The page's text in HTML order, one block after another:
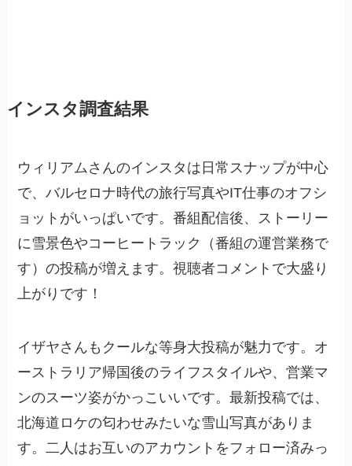
インスタ調査結果
ウィリアムさんのインスタは日常スナップが中心
で、バルセロナ時代の旅行写真やIT仕事のオフシ
ョットがいっぱいです。番組配信後、ストーリー
に雪景色やコーヒートラック（番組の運営業務で
す）の投稿が増えます。視聴者コメントで大盛り
上がりです！
イザヤさんもクールな等身大投稿が魅力です。オ
ーストラリア帰国後のライフスタイルや、営業マ
ンのスーツ姿がかっこいいです。最新投稿では、
北海道ロケの匂わせみたいな雪山写真がありま
す。二人はお互いのアカウントをフォロー済みっ